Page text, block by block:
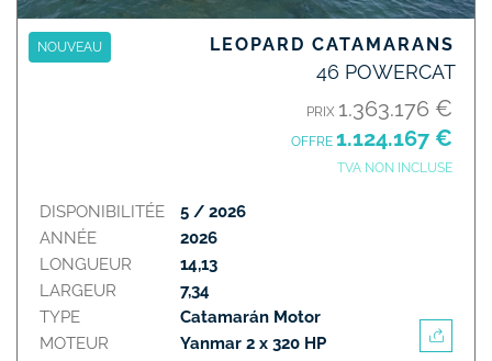
NOUVEAU LEOPARD CATAMARANS
46 POWERCAT
PRIX 1.363.176 €
OFFRE 1.124.167 €
TVA NON INCLUSE
DISPONIBILITÉE
ANNÉE
LONGUEUR
LARGEUR
TYPE
MOTEUR
5 / 2026
2026
14,13
7,34
Catamarán Motor
Yanmar 2 x 320 HP